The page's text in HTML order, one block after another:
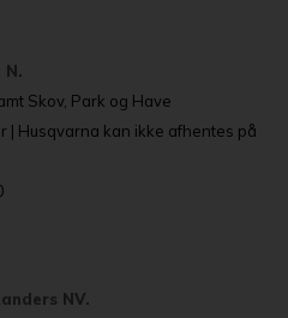
N.
Skov, Park og Have
Husqvarna kan ikke afhentes på
NV.